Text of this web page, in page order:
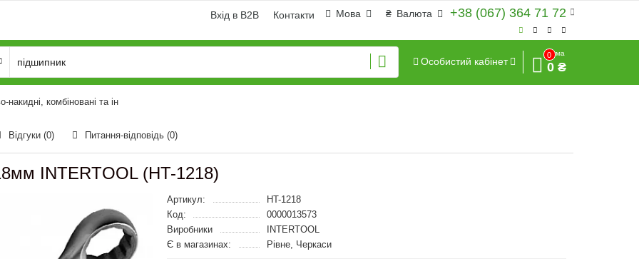
+38 (067) 364 71 72
₴ Валюта
Мова
Вхід в B2B Контакти
Особистий кабінет
0
Сума
0 ₴
накидні, комбіновані та ін
Відгуки (0) Питання-відповідь (0)
INTERTOOL (HT-1218)
Артикул:
HT-1218
Код:
0000013573
Виробники
INTERTOOL
Є в магазинах:
Рівне, Черкаси